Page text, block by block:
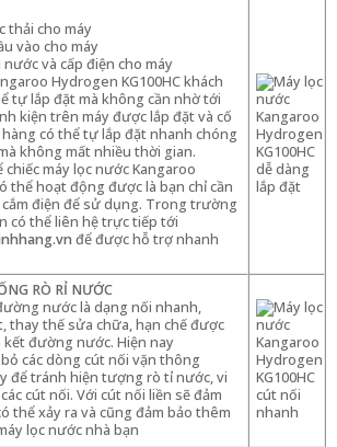
thải cho máy
vào cho máy
và cấp điện cho máy
Hydrogen KG100HC khách
tự lắp đặt mà không cần nhờ tới
kiện trên máy được lắp đặt và cố
có thể tự lắp đặt nhanh chóng
không mất nhiều thời gian.
máy lọc nước Kangaroo
thể hoạt động được là bạn chỉ cần
điện để sử dụng. Trong trường
có thể liên hệ trực tiếp tới
để được hỗ trợ nhanh
RÒ RỈ NƯỚC
nước là dạng nối nhanh,
thay thế sửa chữa, hạn chế được
kết đường nước. Hiện nay
các dòng cút nối vặn thông
để tránh hiện tượng rò tỉ nước, vi
cút nối. Với cút nối liền sẽ đảm
thể xảy ra và cũng đảm bảo thêm
lọc nước nhà bạn